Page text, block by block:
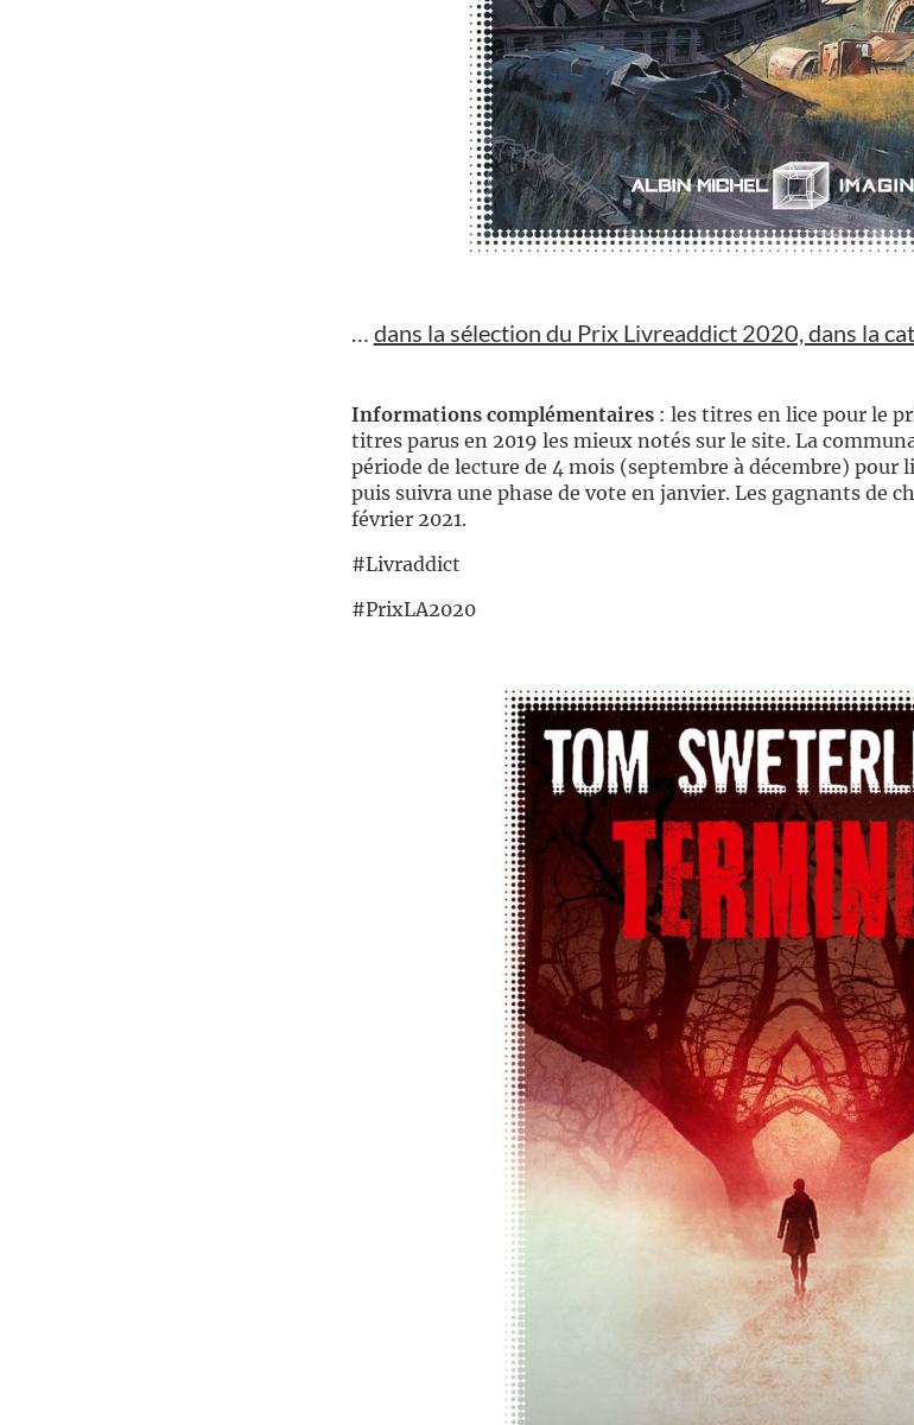
… dans la sélection du Prix Livreaddict 2020, dans la
Informations complémentaires: les titres en lice pour le
titres parus en 2019 les mieux notés sur le site. La
période de lecture de 4 mois (septembre à décembre)
puis suivra une phase de vote en janvier. Les gagnants de
février 2021.
#Livraddict
#PrixLA2020